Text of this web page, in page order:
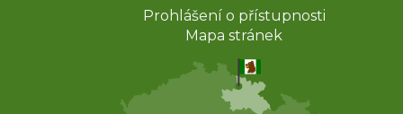
Prohlášení o přístupnosti
Mapa stránek